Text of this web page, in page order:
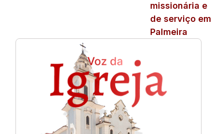
missionária e
de serviço em
Palmeira